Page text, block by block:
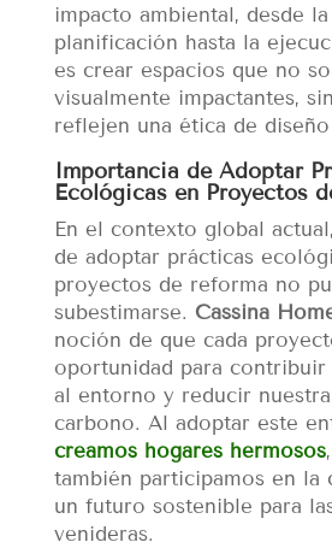
impacto ambiental, desde
planificación hasta la
es crear espacios que no
visualmente impactantes,
reflejen una ética de
Importancia de Adoptar
Ecológicas en Proyectos
En el contexto global
de adoptar prácticas
proyectos de reforma no
subestimarse. Cassina
noción de que cada
oportunidad para contribuir
al entorno y reducir
carbono. Al adoptar este
creamos hogares hermosos
también participamos en la
un futuro sostenible para
venideras.